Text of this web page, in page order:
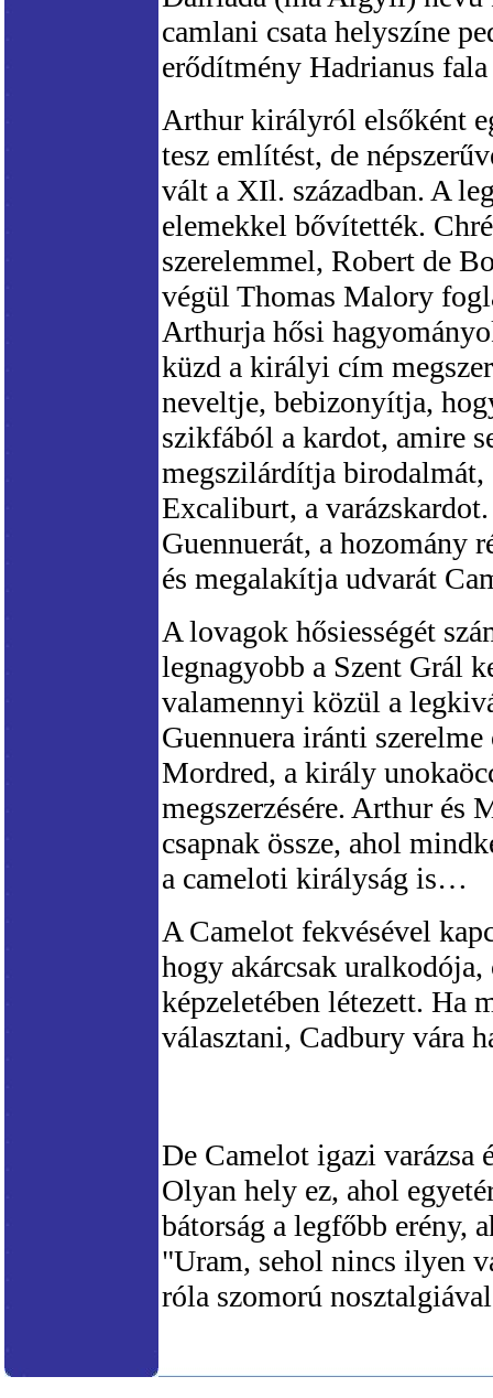
camlani csata helyszíne
erődítmény Hadrianus
Arthur királyról elsőként
tesz említést, de
vált a XIl. században. A
elemekkel bővítették.
szerelemmel, Robert de
végül Thomas Malory
Arthurja hősi
küzd a királyi cím
neveltje, bebizonyítja,
szikfából a kardot, amire
megszilárdítja
Excaliburt, a
Guennuerát, a hozomány
és megalakítja udvarát
A lovagok hősiességét
legnagyobb a Szent Grál
valamennyi közül a
Guennuera iránti
Mordred, a király
megszerzésére. Arthur és
csapnak össze, ahol
a cameloti királyság is…
A Camelot fekvésével
hogy akárcsak uralkodója,
képzeletében létezett. Ha
választani, Cadbury vára
De Camelot igazi varázsa
Olyan hely ez, ahol
bátorság a legfőbb erény,
"Uram, sehol nincs ilyen
róla szomorú